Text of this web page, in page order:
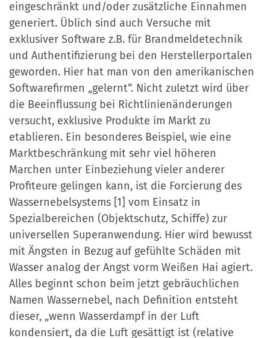
eingeschränkt und/oder zusätzliche Einnahmen
generiert. Üblich sind auch Versuche mit
exklusiver Software z.B. für Brandmeldetechnik
und Authentifizierung bei den Herstellerportalen
geworden. Hier hat man von den amerikanischen
Softwarefirmen „gelernt“. Nicht zuletzt wird über
die Beeinflussung bei Richtlinienänderungen
versucht, exklusive Produkte im Markt zu
etablieren. Ein besonderes Beispiel, wie eine
Marktbeschränkung mit sehr viel höheren
Marchen unter Einbeziehung vieler anderer
Profiteure gelingen kann, ist die Forcierung des
Wassernebelsystems [1] vom Einsatz in
Spezialbereichen (Objektschutz, Schiffe) zur
universellen Superanwendung. Hier wird bewusst
mit Ängsten in Bezug auf gefühlte Schäden mit
Wasser analog der Angst vorm Weißen Hai agiert.
Alles beginnt schon beim jetzt gebräuchlichen
Namen Wassernebel, nach Definition entsteht
dieser, „wenn Wasserdampf in der Luft
kondensiert, da die Luft gesättigt ist (relative